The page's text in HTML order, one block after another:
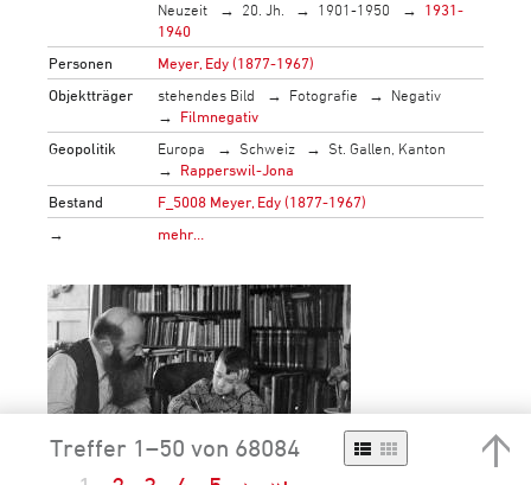
Neuzeit
20. Jh. 1901-1950
1931-
1940
Personen
Meyer, Edy (1877-1967)
Objektträger
stehendes Bild Fotografie
Negativ
Filmnegativ
Geopolitik
Europa Schweiz
St. Gallen, Kanton
Rapperswil-Jona
Bestand
F_5008 Meyer, Edy (1877-1967)
→
mehr…
Treffer 1–50 von 68084